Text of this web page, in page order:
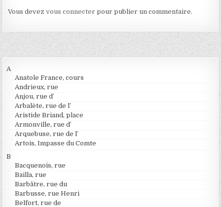
Vous devezvous connecter pour publier un commentaire.
A
Anatole France, cours
Andrieux, rue
Anjou, rue d’
Arbalète, rue de l’
Aristide Briand, place
Armonville, rue d’
Arquebuse, rue de l’
Artois, Impasse du Comte
B
Bacquenois, rue
Bailla, rue
Barbâtre, rue du
Barbusse, rue Henri
Belfort, rue de